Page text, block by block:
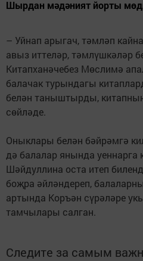
Шырдан мәдәният йорты
– Уйнап арыгач, тәмләп
авыз иттеләр, тәмлүшкәләр
Китапханәчебез Мөслимә
балачак турындагы
белән таныштырды,
сөйләде.
Оныклары белән бәйрәмгә
дә балалар янында уеннарга
Шәйдуллина оста итеп
боҗра әйләндереп,
артында Коръән сүрәләре
тамчылары салган.
Следите за самым